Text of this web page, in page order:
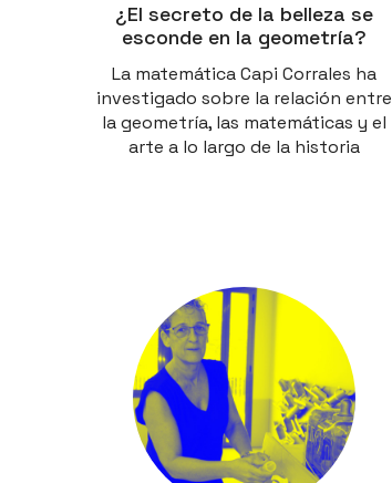
¿El secreto de la belleza se
esconde en la geometría?
La matemática Capi Corrales ha
investigado sobre la relación entre
la geometría, las matemáticas y el
arte a lo largo de la historia